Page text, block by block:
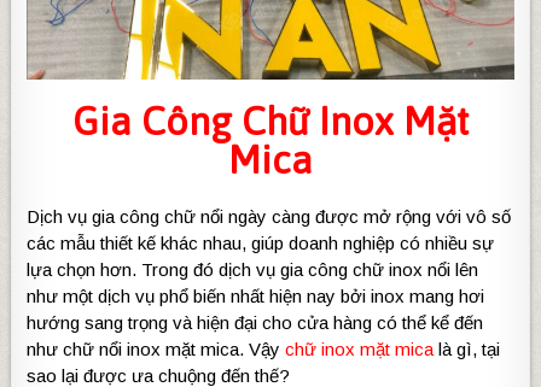
Gia Công Chữ Inox Mặt
Mica
Dịch vụ gia công chữ nổi ngày càng được mở rộng với vô số
các mẫu thiết kế khác nhau, giúp doanh nghiệp có nhiều sự
lựa chọn hơn. Trong đó dịch vụ gia công chữ inox nổi lên
như một dịch vụ phổ biến nhất hiện nay bởi inox mang hơi
hướng sang trọng và hiện đại cho cửa hàng có thể kể đến
như chữ nổi inox mặt mica. Vậychữ inox mặt mica là gì, tại
sao lại được ưa chuộng đến thế?